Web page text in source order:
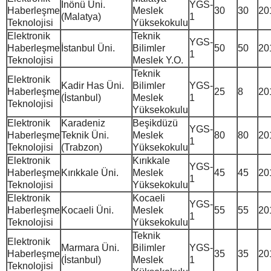
Haberleşme
Teknolojisi
İnönü Üni.
(Malatya)
Meslek
Yüksekokulu
YGS-
1
30 30
Elektronik
Haberleşme
Teknolojisi
İstanbul Üni.
Teknik
Bilimler
Meslek Y.O.
YGS-
1
50 50
Elektronik
Haberleşme
Teknolojisi
Kadir Has Üni.
(İstanbul)
Teknik
Bilimler
Meslek
Yüksekokulu
YGS-
1
25 8
Elektronik
Haberleşme
Teknolojisi
Karadeniz
Teknik Üni.
(Trabzon)
Beşikdüzü
Meslek
Yüksekokulu
YGS-
1
80 80
Elektronik
Haberleşme
Teknolojisi
Kırıkkale Üni.
Kırıkkale
Meslek
Yüksekokulu
YGS-
1
45 45
Elektronik
Haberleşme
Teknolojisi
Kocaeli Üni.
Kocaeli
Meslek
Yüksekokulu
YGS-
1
55 55
Elektronik
Haberleşme
Teknolojisi
Marmara Üni.
(İstanbul)
Teknik
Bilimler
Meslek
YGS-
1
35 35